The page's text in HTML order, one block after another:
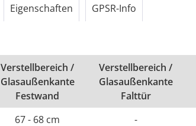
Eigenschaften GPSR-Info
Verstellbereich /
Glasaußenkante
Festwand
Verstellbereich /
Glasaußenkante
Falttür
67 - 68 cm -